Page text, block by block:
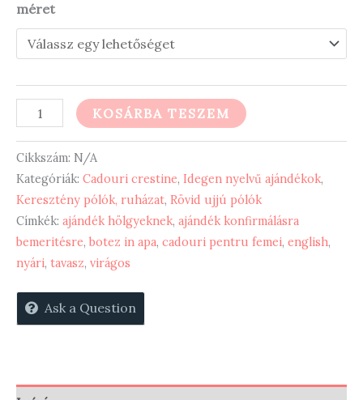
méret
Grown
grace
-
keresztény
póló
mennyiség
KOSÁRBA TESZEM
Cikkszám: N/A
Kategóriák: Cadouri crestine, Idegen nyelvű ajándékok,
Keresztény pólók, ruházat, Rövid ujjú pólók
Címkék: ajándék hölgyeknek, ajándék konfirmálásra
bemeritésre,botez in apa, cadouri pentru femei, english,
nyári, tavasz, virágos
Ask a Question